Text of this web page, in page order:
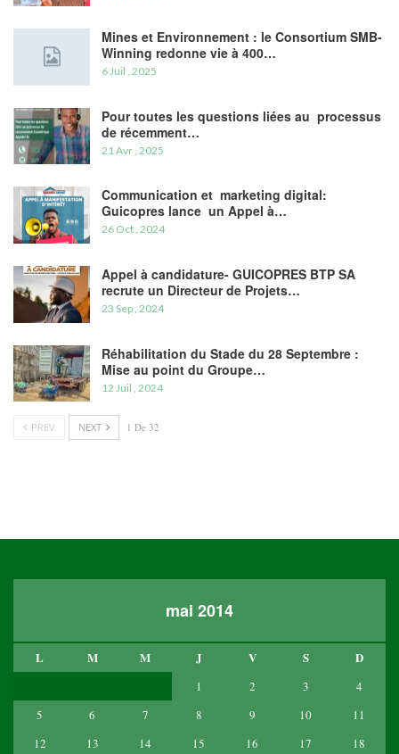
Mines et Environnement : le Consortium SMB-
Winning redonne vie à 400…
6 Juil , 2025
Pour toutes les questions liées au processus
de récemment…
21 Avr , 2025
Communication et marketing digital:
Guicopres lance un Appel à…
26 Oct , 2024
Appel à candidature- GUICOPRES BTP SA
recrute un Directeur de Projets…
23 Sep , 2024
Réhabilitation du Stade du 28 Septembre :
Mise au point du Groupe…
12 Juil , 2024
PREV NEXT 1 De 32
mai 2014
L M M J V S D
1 2 3
4
5
6 7 8 9 10
11
12
13 14 15 16 17
18